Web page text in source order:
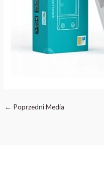
← Poprzedni Media